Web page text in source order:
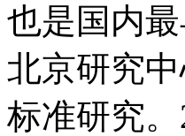
也是国内
北京研究
标准研究